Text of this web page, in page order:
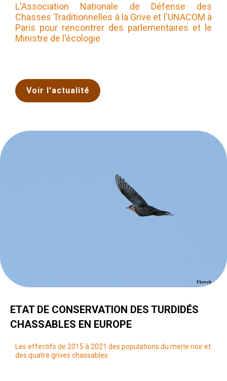
L'Association Nationale de Défense des
Chasses Traditionnelles à la Grive et l'UNACOM à
Paris pour rencontrer des parlementaires et le
Ministre de l'écologie
Voir l'actualité
ETAT DE CONSERVATION DES TURDIDÉS
CHASSABLES EN EUROPE
Les effectifs de 2015 à 2021 des populations du merle noir et
des quatre grives chassables